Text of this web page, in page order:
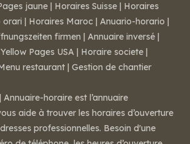
jaune | Horaires Suisse | Horaires
orari | Horaires Maroc | Anuario-horario |
firmen | Annuaire inversé |
Yellow Pages USA | Horaire societe |
restaurant | Gestion de chantier
horaire est l’annuaire
aide à trouver les horaires d’ouverture
professionnelles. Besoin d'une